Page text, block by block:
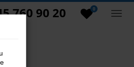
0
760 90 20